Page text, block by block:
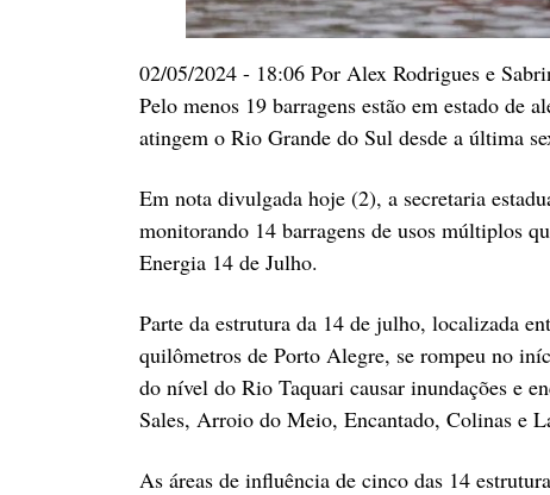
02/05/2024 - 18:06 Por Alex Rodrigues e
Pelo menos 19 barragens estão em estado de
atingem o Rio Grande do Sul desde a última
Em nota divulgada hoje (2), a secretaria
monitorando 14 barragens de usos múltiplos
Energia 14 de Julho.
Parte da estrutura da 14 de julho, localizada
quilômetros de Porto Alegre, se rompeu no
do nível do Rio Taquari causar inundações e
Sales, Arroio do Meio, Encantado, Colinas e
As áreas de influência de cinco das 14